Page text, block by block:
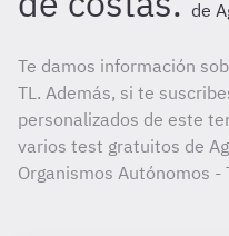
de
Te damos información
TL. Además, si te
personalizados de este
varios test gratuitos de
Organismos Autónomos -